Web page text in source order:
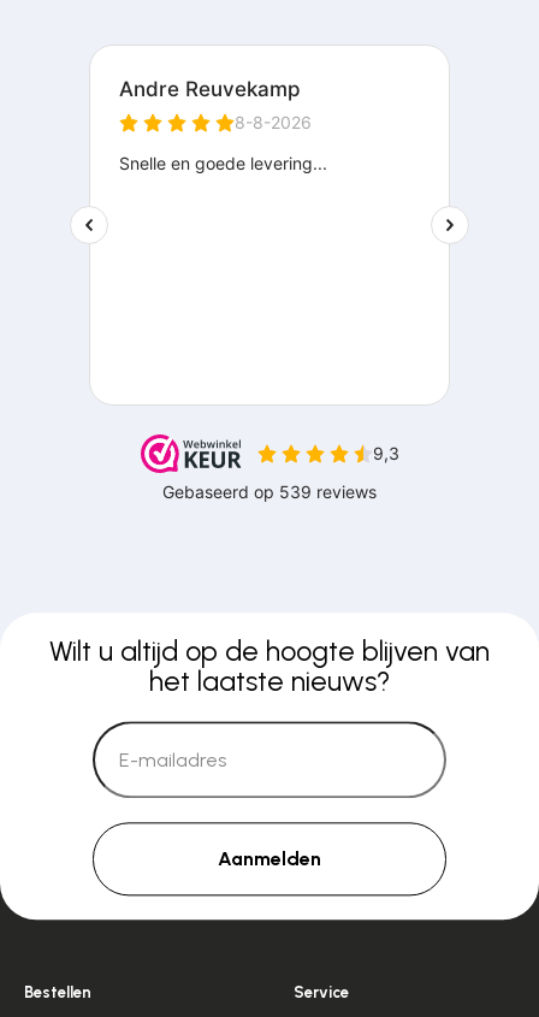
Wilt u altijd op de hoogte blijven van
het laatste nieuws?
Aanmelden
Bestellen Service